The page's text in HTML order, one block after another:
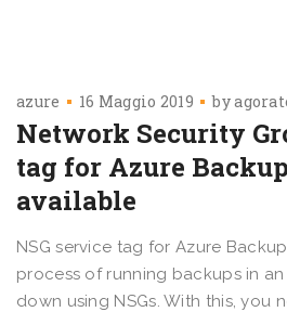
azure 16 Maggio 2019 by
Network Security
tag for Azure
available
NSG service tag for Azure
process of running backups in
down using NSGs. With this, you